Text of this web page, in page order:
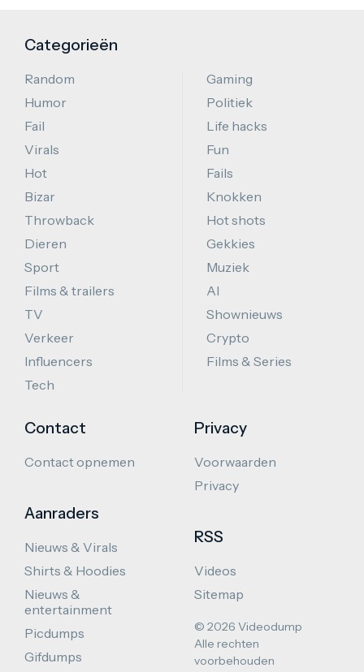
Categorieën
Random
Humor
Fail
Virals
Hot
Bizar
Throwback
Dieren
Sport
Films & trailers
TV
Verkeer
Influencers
Tech
Gaming
Politiek
Life hacks
Fun
Fails
Knokken
Hot shots
Gekkies
Muziek
AI
Shownieuws
Crypto
Films & Series
Contact
Contact opnemen
Aanraders
Nieuws & Virals
Shirts & Hoodies
Nieuws &
entertainment
Picdumps
Gifdumps
Privacy
Voorwaarden
Privacy
RSS
Videos
Sitemap
© 2026 Videodump
Alle rechten
voorbehouden